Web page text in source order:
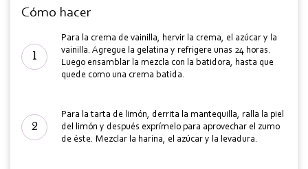
Cómo hacer
Para la crema de vainilla, hervir la crema, el azúcar y la
vainilla. Agregue la gelatina y refrigere unas 24 horas.
Luego ensamblar la mezcla con la batidora, hasta que
quede como una crema batida.
Para la tarta de limón, derrita la mantequilla, ralla la piel
del limón y después exprímelo para aprovechar el zumo
de éste. Mezclar la harina, el azúcar y la levadura.